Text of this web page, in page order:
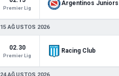
Premier Lig
Argentinos Juniors
15 AĞUSTOS 2026
02.30
Premier Lig
Racing Club